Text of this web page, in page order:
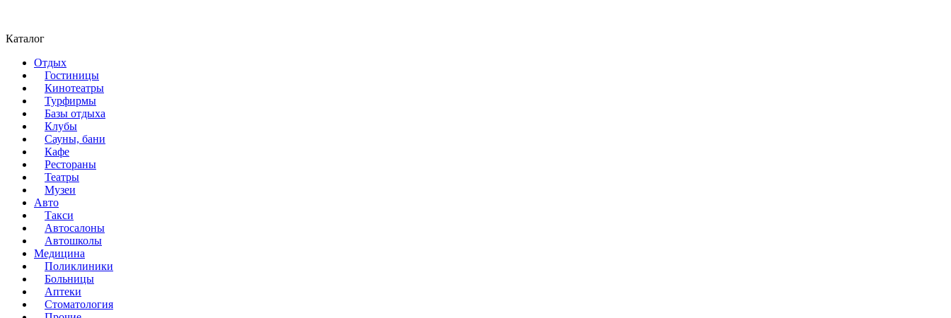
Каталог
Отдых
Гостиницы
Кинотеатры
Турфирмы
Базы отдыха
Клубы
Сауны, бани
Кафе
Рестораны
Театры
Музеи
Авто
Такси
Автосалоны
Автошколы
Медицина
Поликлиники
Больницы
Аптеки
Стоматология